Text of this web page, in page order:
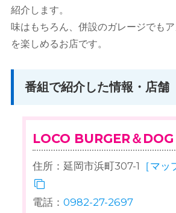
紹介します。
味はもちろん、併設のガレージでも
を楽しめるお店です。
番組で紹介した情報・店舗
LOCO BURGER＆DOG
住所：延岡市浜町307-1 ［マッ
電話：0982-27-2697